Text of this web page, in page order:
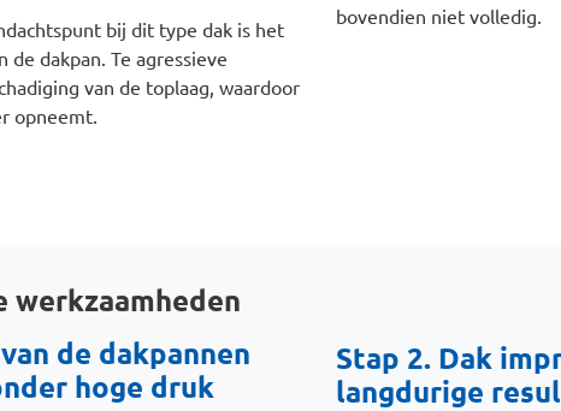
bij dit type dak is het
de dakpan. Te agressieve
van de toplaag, waardoor
opneemt.
bovendien niet volledig.
werkzaamheden
de dakpannen
hoge druk
Stap 2. Dak
langdurige